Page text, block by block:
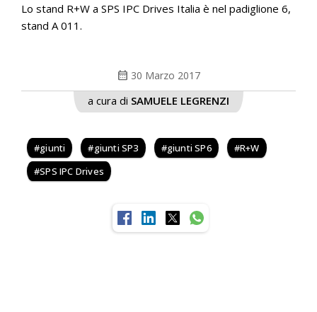
Lo stand R+W a SPS IPC Drives Italia è nel padiglione 6,
stand A 011.
calendar_month 30 Marzo 2017
a cura di SAMUELE LEGRENZI
giunti giunti SP3 giunti SP6
R+W
SPS IPC Drives